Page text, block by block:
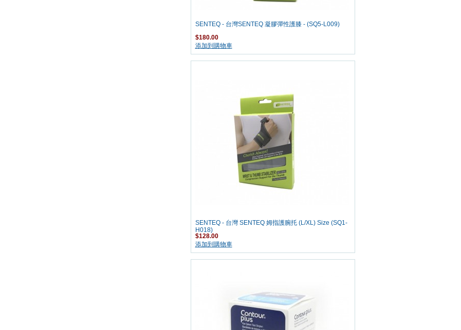
SENTEQ - 台灣SENTEQ 凝膠彈性護膝 - (SQ5-L009)
$180.00
添加到購物車
SENTEQ - 台灣 SENTEQ 姆指護腕托 (L/XL) Size (SQ1-
H018)
$128.00
添加到購物車